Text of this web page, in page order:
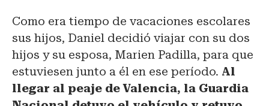
Como era tiempo de vacaciones escolares
sus hijos, Daniel decidió viajar con su dos
hijos y su esposa, Marien Padilla, para que
estuviesen junto a él en ese período. Al
llegar al peaje de Valencia, la Guardia